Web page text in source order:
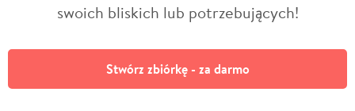
swoich bliskich lub potrzebujących!
Stwórz zbiórkę - za darmo